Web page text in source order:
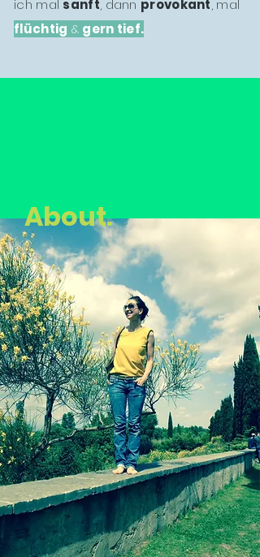
ich mal sanft, dann provokant, mal
flüchtig & gern tief.
About.